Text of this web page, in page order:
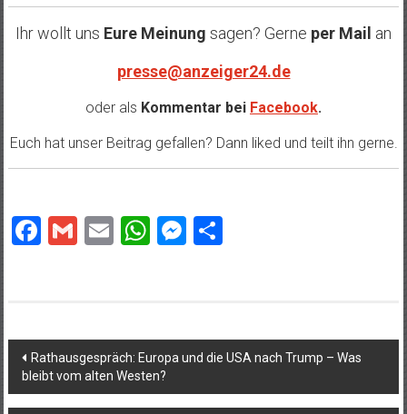
Ihr wollt uns Eure Meinung sagen? Gerne per Mail an
presse@anzeiger24.de
oder als Kommentar bei Facebook.
Euch hat unser Beitrag gefallen? Dann liked und teilt ihn gerne.
Facebook
GmailEmailWhatsApp
Messenger
Beitragsnavigation
Rathausgespräch: Europa und die USA nach Trump – Was
bleibt vom alten Westen?